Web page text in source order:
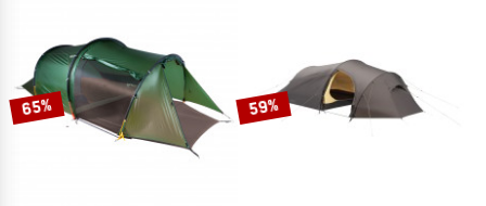
65% 59%